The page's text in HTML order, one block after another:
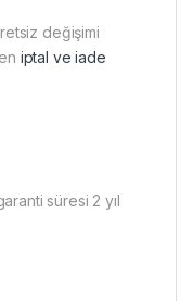
değişimi
iptal ve iade
süresi 2 yıl